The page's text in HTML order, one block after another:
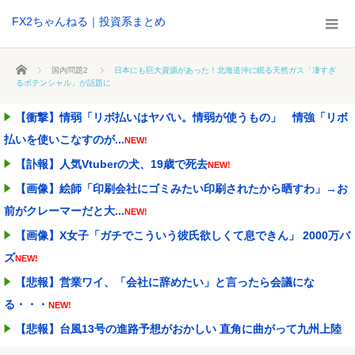
FX2ちゃんねる｜投資系まとめ
ホーム 国内問題2
日本にも巨大資源があった！北海道沖に眠る天然ガス「凄すぎ
るポテンシャル」が話題に
【衝撃】情弱「リボ払いはヤバい。情弱が使うもの」 情強「リボ
払いを使いこなすのが...NEW!
【訃報】人気Vtuberの犬、19歳で死去NEW!
【画像】絵師「印刷会社にゴミみたい印刷されたから晒すわ」→お
前がクレーマーだと大...NEW!
【画像】X女子「ガチでこういう彼氏欲しくて息できん」 2000万バ
ズNEW!
【悲報】営業ワイ、「会社に辞めたい」と言ったら会議にな
る・・・ NEW!
【悲報】台風13号の進路予想がおかしい 直角に曲がって九州上陸